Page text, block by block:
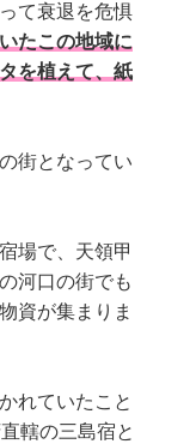
て衰退を危惧
たこの地域に
を植えて、紙
街となってい
場で、天領甲
河口の街でも
資が集まりま
れていたこと
轄の三島宿と